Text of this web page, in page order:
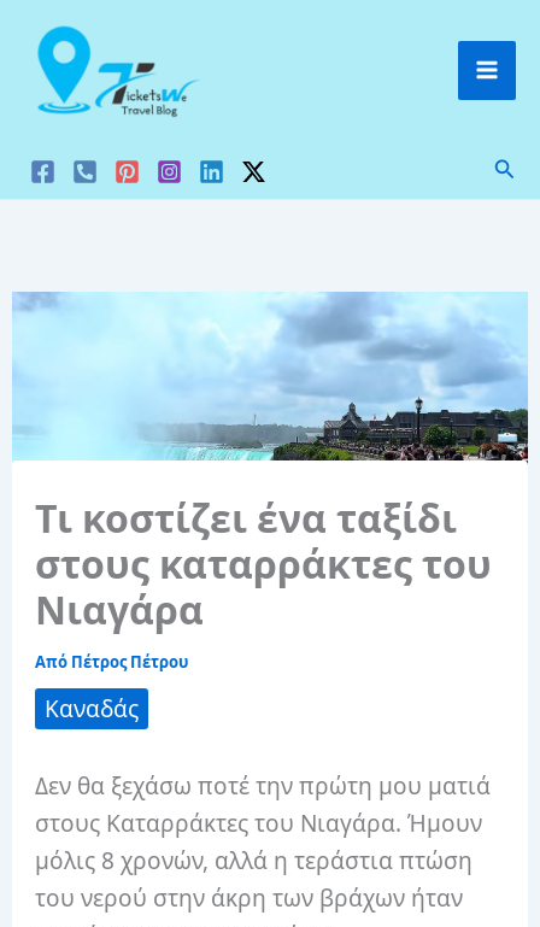
στο
περιεχόμενο
Τι κοστίζει ένα ταξίδι
στους καταρράκτες του
Νιαγάρα
Από Πέτρος Πέτρου
Καναδάς
Δεν θα ξεχάσω ποτέ την πρώτη μου ματιά
στους Καταρράκτες του Νιαγάρα. Ήμουν
μόλις 8 χρονών, αλλά η τεράστια πτώση
του νερού στην άκρη των βράχων ήταν